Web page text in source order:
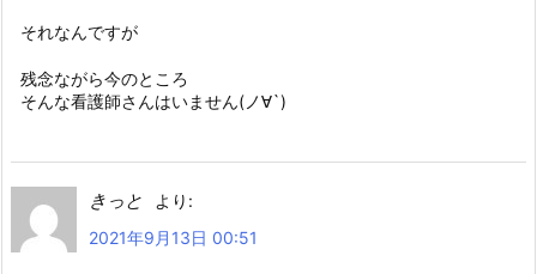
それなんですが
残念ながら今のところ
そんな看護師さんはいません(ノ∀`)
きっと
より:
2021年9月13日 00:51